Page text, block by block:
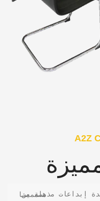
A2Z
قم بزيارة متجرنا لمشاهدة إبداعات مذهلة من مصممينا